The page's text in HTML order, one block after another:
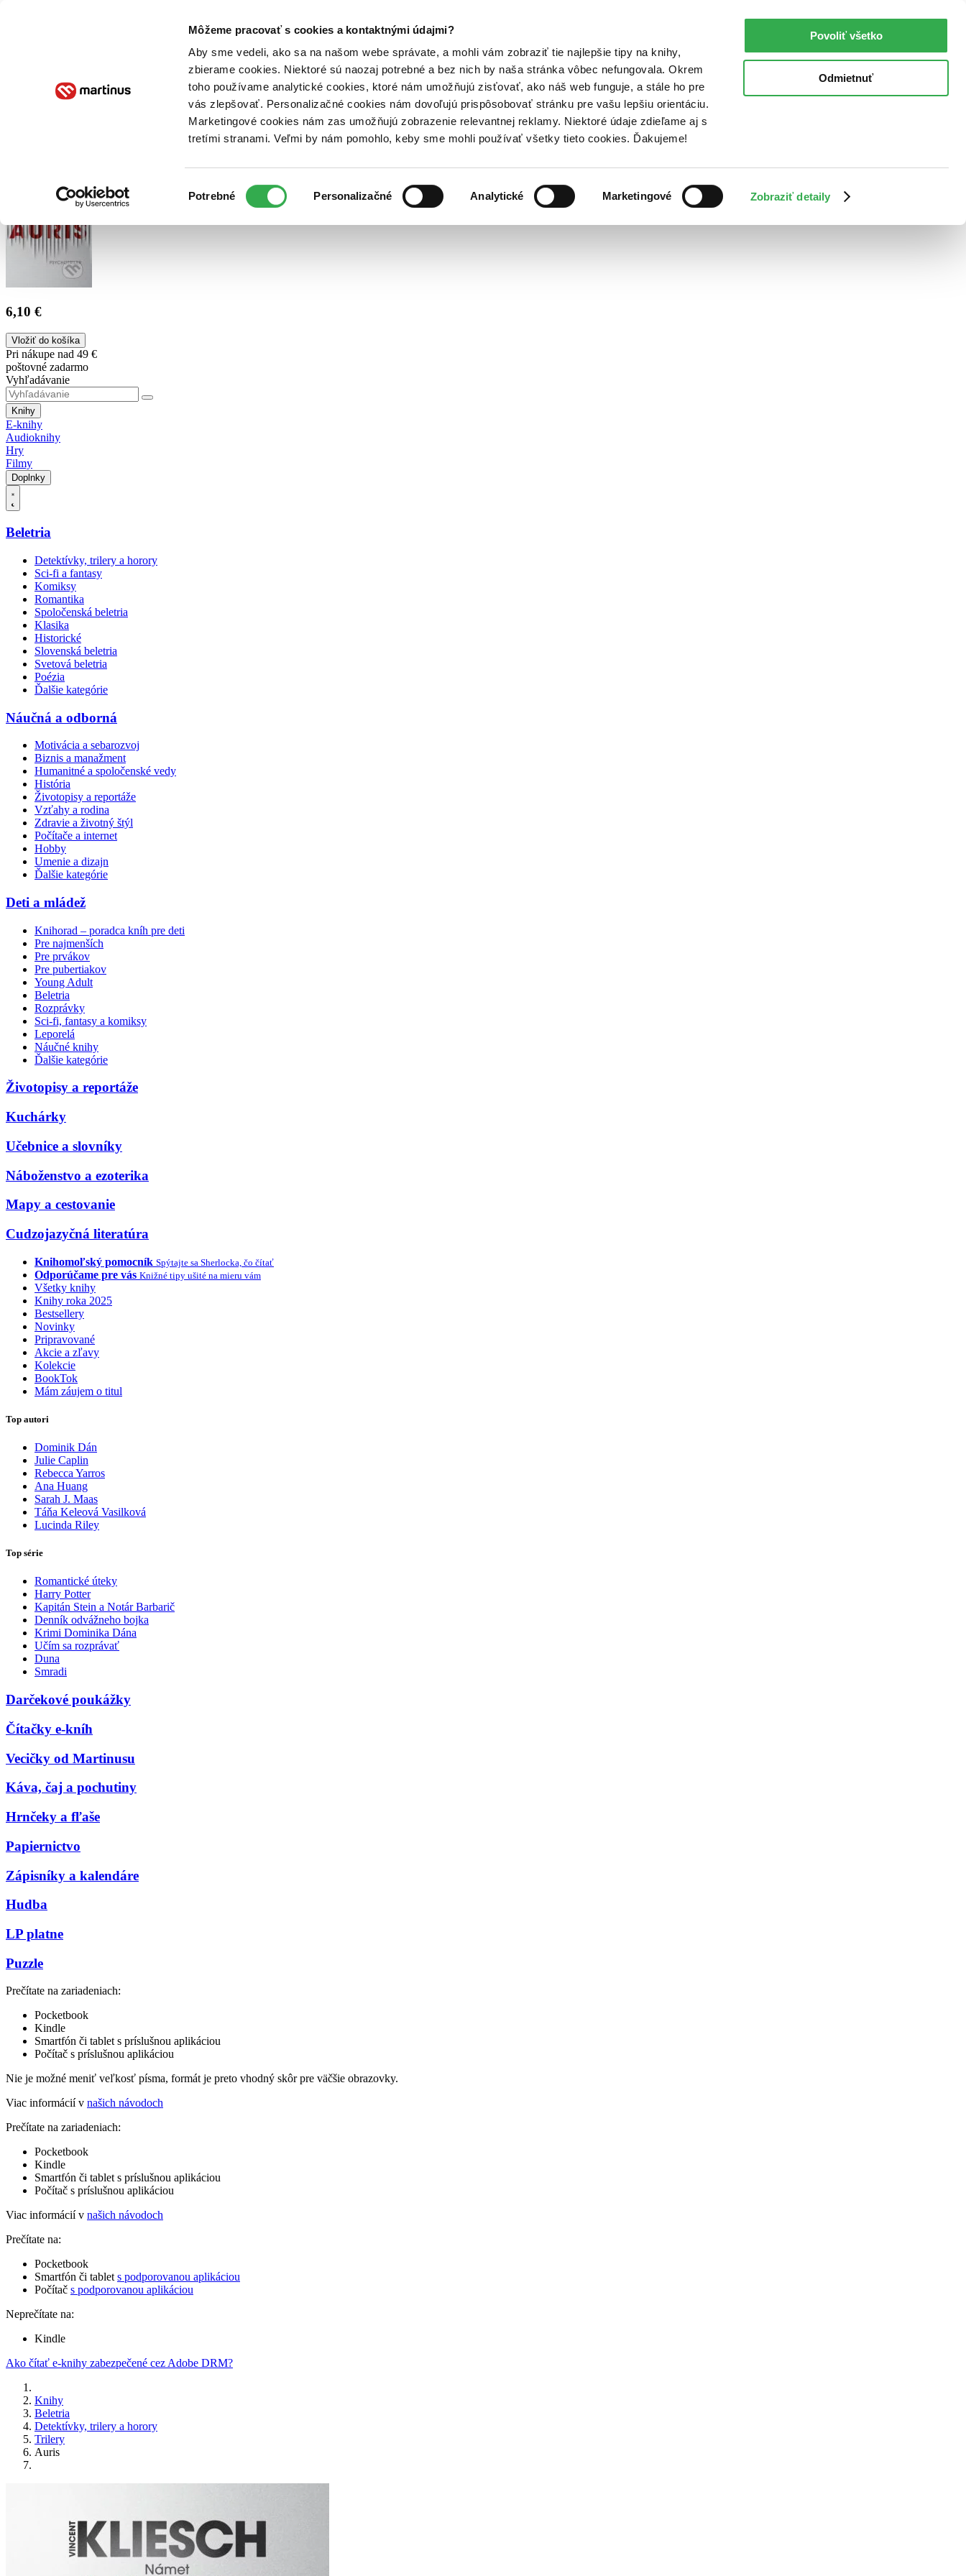
Môžeme pracovať s cookies a kontaktnými údajmi?
Aby sme vedeli, ako sa na našom webe správate, a mohli vám zobraziť tie najlepšie tipy na knihy,
zbierame cookies. Niektoré sú naozaj potrebné a bez nich by naša stránka vôbec nefungovala. Okrem
toho používame analytické cookies, ktoré nám umožňujú zisťovať, ako náš web funguje, a stále ho pre
vás zlepšovať. Personalizačné cookies nám dovoľujú prispôsobovať stránku pre vašu lepšiu orientáciu.
Marketingové cookies nám zas umožňujú zobrazenie relevantnej reklamy. Niektoré údaje zdieľame aj s
tretími stranami. Veľmi by nám pomohlo, keby sme mohli používať všetky tieto cookies. Ďakujeme!
súhlasu
Potrebné Personalizačné Analytické Marketingové Zobraziť detaily
Povoliť všetko
Odmietnuť
Poukážky Kontakt
6,10 €
Vložiť do košíka
Pri nákupe nad 49 €
poštovné zadarmo
Vyhľadávanie
Knihy
E-knihy
Audioknihy
Hry
Filmy
Doplnky
Beletria
Detektívky, trilery a horory
Sci-fi a fantasy
Komiksy
Romantika
Spoločenská beletria
Klasika
Historické
Slovenská beletria
Svetová beletria
Poézia
Ďalšie kategórie
Náučná a odborná
Motivácia a sebarozvoj
Biznis a manažment
Humanitné a spoločenské vedy
História
Životopisy a reportáže
Vzťahy a rodina
Zdravie a životný štýl
Počítače a internet
Hobby
Umenie a dizajn
Ďalšie kategórie
Deti a mládež
Knihorad – poradca kníh pre deti
Pre najmenších
Pre prvákov
Pre pubertiakov
Young Adult
Beletria
Rozprávky
Sci-fi, fantasy a komiksy
Leporelá
Náučné knihy
Ďalšie kategórie
Životopisy a reportáže
Kuchárky
Učebnice a slovníky
Náboženstvo a ezoterika
Mapy a cestovanie
Cudzojazyčná literatúra
Knihomoľský pomocník Spýtajte sa Sherlocka, čo čítať
Odporúčame pre vás Knižné tipy ušité na mieru vám
Všetky knihy
Knihy roka 2025
Bestsellery
Novinky
Pripravované
Akcie a zľavy
Kolekcie
BookTok
Mám záujem o titul
Top autori
Dominik Dán
Julie Caplin
Rebecca Yarros
Ana Huang
Sarah J. Maas
Táňa Keleová Vasilková
Lucinda Riley
Top série
Romantické úteky
Harry Potter
Kapitán Stein a Notár Barbarič
Denník odvážneho bojka
Krimi Dominika Dána
Učím sa rozprávať
Duna
Smradi
Darčekové poukážky
Čítačky e-kníh
Vecičky od Martinusu
Káva, čaj a pochutiny
Hrnčeky a fľaše
Papiernictvo
Zápisníky a kalendáre
Hudba
LP platne
Puzzle
Prečítate na zariadeniach:
Pocketbook
Kindle
Smartfón či tablet s príslušnou aplikáciou
Počítač s príslušnou aplikáciou
Nie je možné meniť veľkosť písma, formát je preto vhodný skôr pre väčšie obrazovky.
Viac informácií v našich návodoch
Prečítate na zariadeniach:
Pocketbook
Kindle
Smartfón či tablet s príslušnou aplikáciou
Počítač s príslušnou aplikáciou
Viac informácií v našich návodoch
Prečítate na:
Pocketbook
Smartfón či tablet s podporovanou aplikáciou
Počítač s podporovanou aplikáciou
Neprečítate na:
Kindle
Ako čítať e-knihy zabezpečené cez Adobe DRM?
Knihy
Beletria
Detektívky, trilery a horory
Trilery
Auris